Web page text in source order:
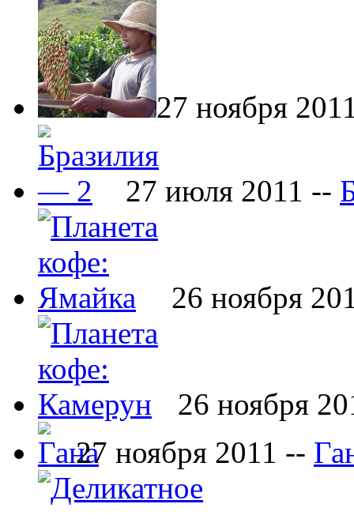
27 ноября
27 июля 2011 --
26 ноября
26 ноября
27 ноября 2011 --